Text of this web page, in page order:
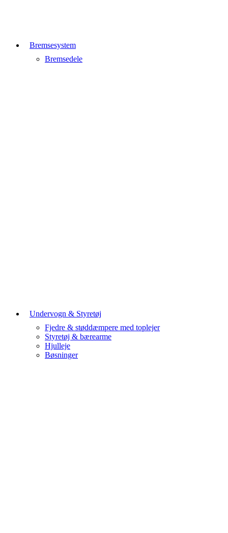
Bremsesystem
Bremsedele
Undervogn & Styretøj
Fjedre & støddæmpere med toplejer
Styretøj & bærearme
Hjulleje
Bøsninger